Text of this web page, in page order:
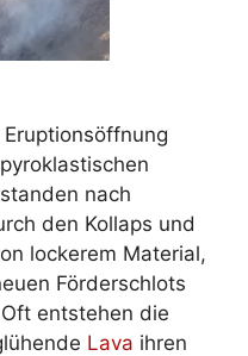
nach
den Kollaps und
lockerem Material,
Förderschlots
entstehen die
Lava ihren